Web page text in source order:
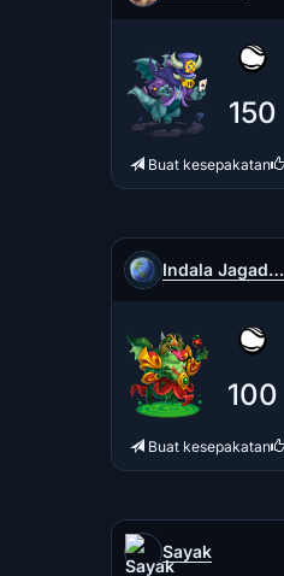
150
Buat kesepakatan
Indala Jagadeesh kumar
100
Buat kesepakatan
Sayak